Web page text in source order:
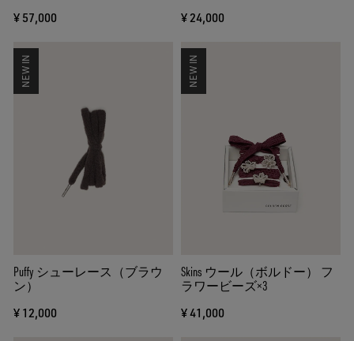
¥ 57,000
チャーム
¥ 24,000
NEW IN
Puffy シューレース（ブラウ
ン）
¥ 12,000
NEW IN
Skins ウール（ボルドー） フ
ラワービーズ×3
¥ 41,000